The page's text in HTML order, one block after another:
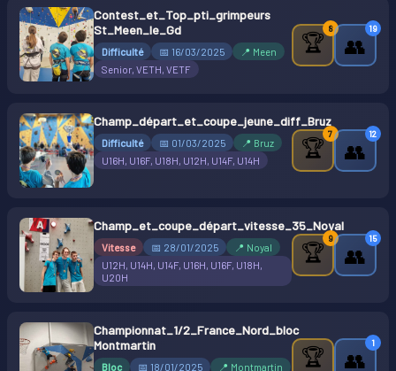
Contest_et_Top_pti_grimpeurs
St_Meen_le_Gd
Difficulté 📅 16/03/2025
📍 Meen
Senior, VETH, VETF
🏆
8
👥
19
Champ_départ_et_coupe_jeune_diff_Bruz
Difficulté 📅 01/03/2025
📍 Bruz
U16H, U16F, U18H, U12H, U14F, U14H
🏆
7
👥
12
Champ_et_coupe_départ_vitesse_35_Noyal
Vitesse 📅 28/01/2025
📍 Noyal
U12H, U14H, U14F, U16H, U16F, U18H,
U20H
🏆
9
👥
15
Championnat_1/2_France_Nord_bloc
Montmartin
Bloc 📅 18/01/2025 📍 Montmartin 🏆 👥
1